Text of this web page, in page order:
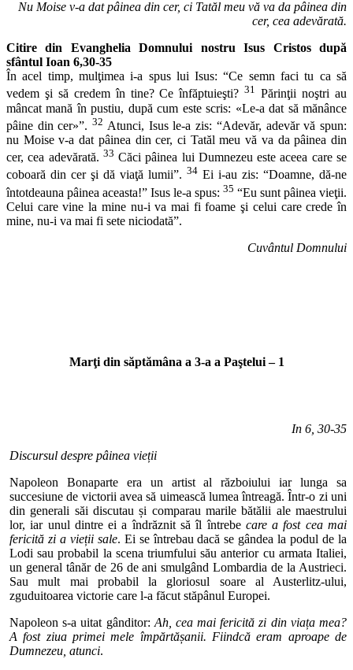
Nu Moise v-a dat pâinea din cer, ci Tatăl meu vă va da pâinea din
cer, cea adevărată.
Citire din Evanghelia Domnului nostru Isus Cristos după
sfântul Ioan 6,30-35
În acel timp, mulţimea i-a spus lui Isus: “Ce semn faci tu ca să
vedem şi să credem în tine? Ce înfăptuieşti?31 Părinţii noştri au
mâncat mană în pustiu, după cum este scris: «Le-a dat să mănânce
pâine din cer»”.32 Atunci, Isus le-a zis: “Adevăr, adevăr vă spun:
nu Moise v-a dat pâinea din cer, ci Tatăl meu vă va da pâinea din
cer, cea adevărată. 33 Căci pâinea lui Dumnezeu este aceea care se
coboară din cer şi dă viaţă lumii”. 34 Ei i-au zis: “Doamne, dă-ne
întotdeauna pâinea aceasta!” Isus le-a spus: 35 “Eu sunt pâinea vieţii.
Celui care vine la mine nu-i va mai fi foame şi celui care crede în
mine, nu-i va mai fi sete niciodată”.
Cuvântul Domnului
Marţi din săptămâna a 3-a a Paştelui – 1
In 6, 30-35
Discursul despre pâinea vieții
Napoleon Bonaparte era un artist al războiului iar lunga sa
succesiune de victorii avea să uimească lumea întreagă. Într-o zi uni
din generali săi discutau și comparau marile bătălii ale maestrului
lor, iar unul dintre ei a îndrăznit să îl întrebe care a fost cea mai
fericită zi a vieții sale. Ei se întrebau dacă se gândea la podul de la
Lodi sau probabil la scena triumfului său anterior cu armata Italiei,
un general tânăr de 26 de ani smulgând Lombardia de la Austrieci.
Sau mult mai probabil la gloriosul soare al Austerlitz-ului,
zguduitoarea victorie care l-a făcut stăpânul Europei.
Napoleon s-a uitat gânditor:Ah, cea mai fericită zi din viața mea?
A fost ziua primei mele împărtășanii. Fiindcă eram aproape de
Dumnezeu, atunci.